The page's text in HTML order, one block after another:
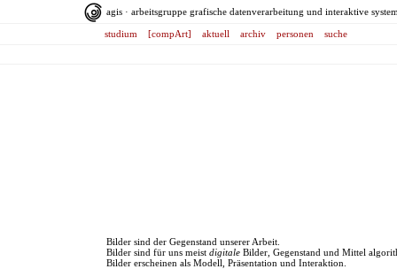
agis · arbeitsgruppe grafische datenverarbeitung und interaktive
studium [compArt] aktuell archiv personen suche
Bilder sind der Gegenstand unserer Arbeit.
Bilder sind für uns meist digitale Bilder, Gegenstand und Mittel
Bilder erscheinen als Modell, Präsentation und Interaktion.